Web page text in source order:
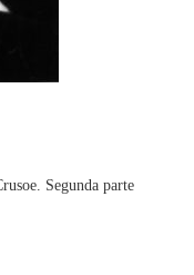
Segunda parte